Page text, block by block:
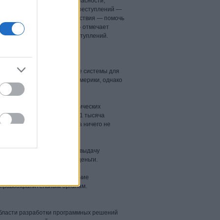
тенденций в сфере киберпреступлений —
и цель этого взаимодействия — помочь
меняющихся угроз», — отмечает
киберпреступлений.
банкинг или платежные системы для
в банках Китая и Америки, однако
других стран.
и при помощи мошеннических
что на счете хранилась 1 тысяча
себе. Владелец счета ничего не
на месте.
активировали команды на выдачу
членов банды и забирал деньги.
свои сети на наличие
органам.
разработки программных решений